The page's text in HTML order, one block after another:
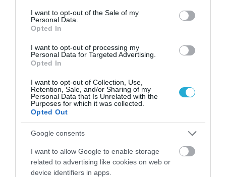
consent section.
I want to opt-out of the Sale of my
Personal Data.
Opted In
I want to opt-out of processing my
Personal Data for Targeted Advertising.
Opted In
I want to opt-out of Collection, Use,
Retention, Sale, and/or Sharing of my
Personal Data that Is Unrelated with the
Purposes for which it was collected.
Opted Out
Google consents
I want to allow Google to enable storage
related to advertising like cookies on web or
device identifiers in apps.
06.08.2026
Vegan συνταγή για πρωινό: Pancakes με
κανέλα και μύρτιλα